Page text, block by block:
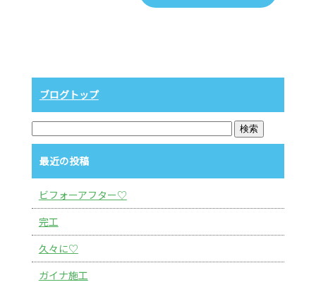
ブログトップ
最近の投稿
ビフォーアフター♡
完工
久々に♡
ガイナ施工